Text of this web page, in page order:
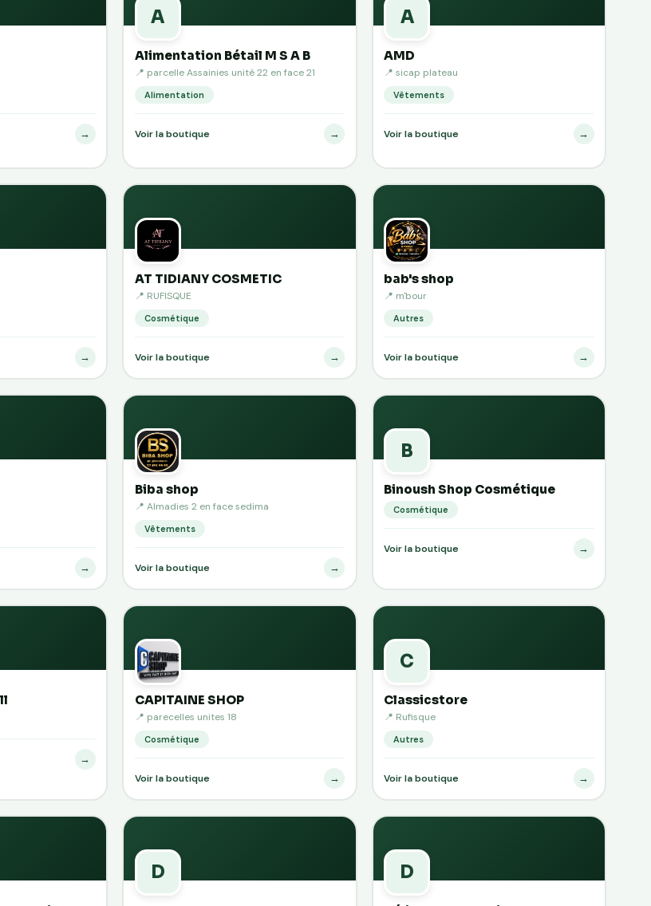
→
A
Alimentation Bétail M S A B
📍 parcelle Assainies unité 22 en face 21
Alimentation
Voir la boutique →
A
AMD
📍 sicap plateau
Vêtements
Voir la boutique →
→
AT TIDIANY COSMETIC
📍 RUFISQUE
Cosmétique
Voir la boutique →
bab's shop
📍 m'bour
Autres
Voir la boutique →
→
Biba shop
📍 Almadies 2 en face sedima
Vêtements
Voir la boutique →
B
Binoush Shop Cosmétique
Cosmétique
Voir la boutique →
→
CAPITAINE SHOP
📍 parecelles unites 18
Cosmétique
Voir la boutique →
C
Classicstore
📍 Rufisque
Autres
Voir la boutique →
D D